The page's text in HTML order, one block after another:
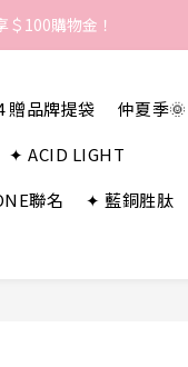
100購物金！
100購物金！
＄100購物金！
贈品牌提袋
仲夏季
✦ ACID LIGHT
聯名 ✦ 藍銅胜肽